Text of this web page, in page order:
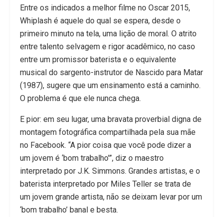
Entre os indicados a melhor filme no Oscar 2015,
Whiplash é aquele do qual se espera, desde o
primeiro minuto na tela, uma lição de moral. O atrito
entre talento selvagem e rigor acadêmico, no caso
entre um promissor baterista e o equivalente
musical do sargento-instrutor de Nascido para Matar
(1987), sugere que um ensinamento está a caminho.
O problema é que ele nunca chega.
E pior: em seu lugar, uma bravata proverbial digna de
montagem fotográfica compartilhada pela sua mãe
no Facebook. “A pior coisa que você pode dizer a
um jovem é ‘bom trabalho'”, diz o maestro
interpretado por J.K. Simmons. Grandes artistas, e o
baterista interpretado por Miles Teller se trata de
um jovem grande artista, não se deixam levar por um
‘bom trabalho’ banal e besta.